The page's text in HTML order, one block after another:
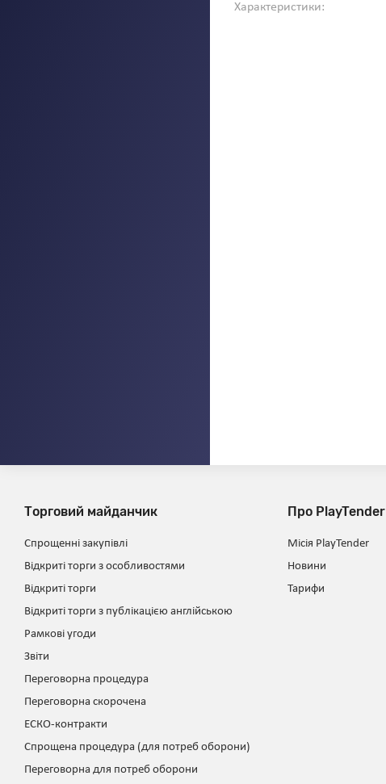
Характеристики:
Про PlayTender
Місія PlayTender
Новини
Тарифи
Торговий майданчик
Спрощенні закупівлі
Відкриті торги з особливостями
Відкриті торги
Відкриті торги з публікацією англійською
Рамкові угоди
Звіти
Переговорна процедура
Переговорна скорочена
ЕСКО-контракти
Спрощена процедура (для потреб оборони)
Переговорна для потреб оборони